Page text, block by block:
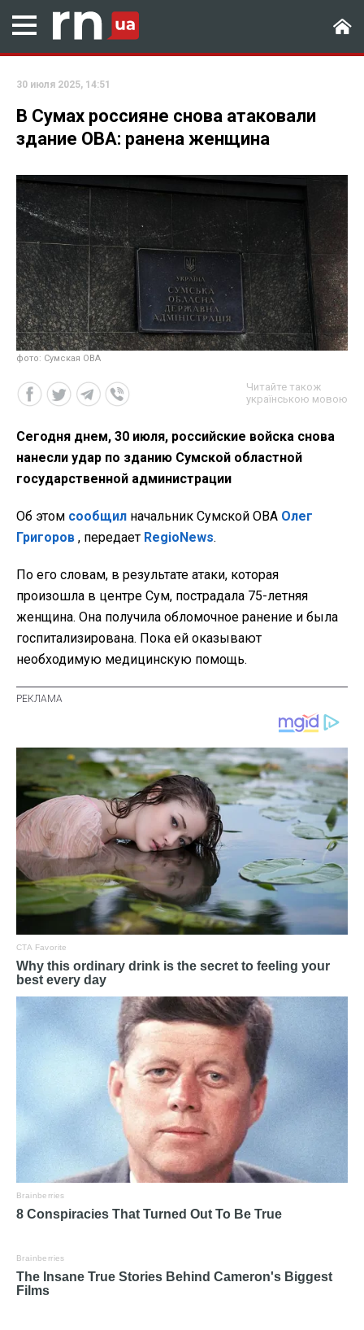
30 июля 2025, 14:51
В Сумах россияне снова атаковали
здание ОВА: ранена женщина
фото: Сумская ОВА
Читайте також
українською мовою
Сегодня днем, 30 июля, российские войска снова
нанесли удар по зданию Сумской областной
государственной администрации
Об этом сообщил начальник Сумской ОВА Олег
Григоров , передает RegioNews.
По его словам, в результате атаки, которая
произошла в центре Сум, пострадала 75-летняя
женщина. Она получила обломочное ранение и была
госпитализирована. Пока ей оказывают
необходимую медицинскую помощь.